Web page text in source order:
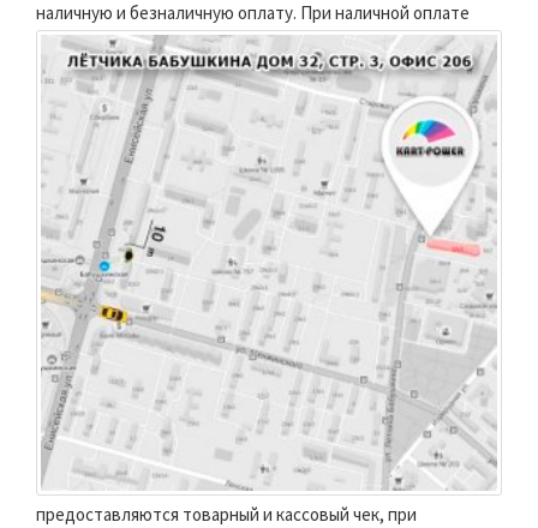
наличную и безналичную оплату. При наличной оплате
предоставляются товарный и кассовый чек, при